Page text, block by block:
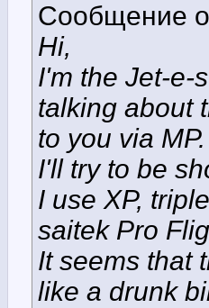
Сообщение
Hi,
I'm the Jet-e-
talking about
to you via MP.
I'll try to be
I use XP,
saitek Pro
It seems that
like a drunk